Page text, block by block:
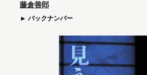
藤倉善郎
バックナンバー